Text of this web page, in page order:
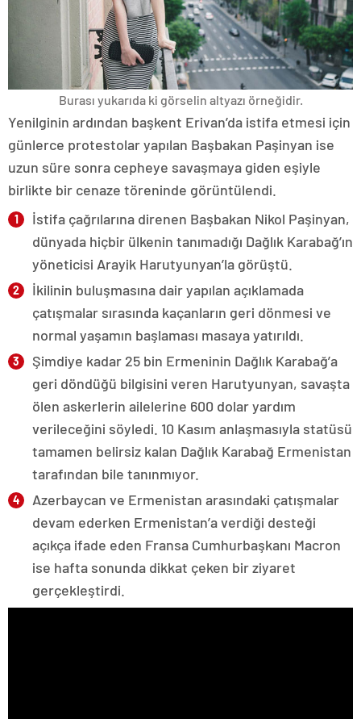
Burası yukarıda ki görselin altyazı örneğidir.
Yenilginin ardından başkent Erivan’da istifa etmesi için
günlerce protestolar yapılan Başbakan Paşinyan ise
uzun süre sonra cepheye savaşmaya giden eşiyle
birlikte bir cenaze töreninde görüntülendi.
İstifa çağrılarına direnen Başbakan Nikol Paşinyan,
dünyada hiçbir ülkenin tanımadığı Dağlık Karabağ’ın
yöneticisi Arayik Harutyunyan’la görüştü.
İkilinin buluşmasına dair yapılan açıklamada
çatışmalar sırasında kaçanların geri dönmesi ve
normal yaşamın başlaması masaya yatırıldı.
Şimdiye kadar 25 bin Ermeninin Dağlık Karabağ’a
geri döndüğü bilgisini veren Harutyunyan, savaşta
ölen askerlerin ailelerine 600 dolar yardım
verileceğini söyledi. 10 Kasım anlaşmasıyla statüsü
tamamen belirsiz kalan Dağlık Karabağ Ermenistan
tarafından bile tanınmıyor.
Azerbaycan ve Ermenistan arasındaki çatışmalar
devam ederken Ermenistan’a verdiği desteği
açıkça ifade eden Fransa Cumhurbaşkanı Macron
ise hafta sonunda dikkat çeken bir ziyaret
gerçekleştirdi.